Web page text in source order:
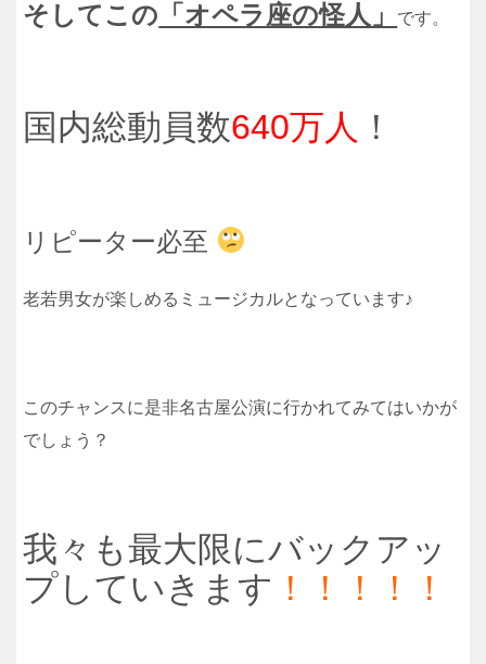
そしてこの 「オペラ座の怪人」 です。
国内総動員数640万人 ！
リピーター必至
老若男女が楽しめるミュージカルとなっています♪
このチャンスに是非名古屋公演に行かれてみてはいかが
でしょう？
我々も最大限にバックアッ
プしていきます ！！！！！